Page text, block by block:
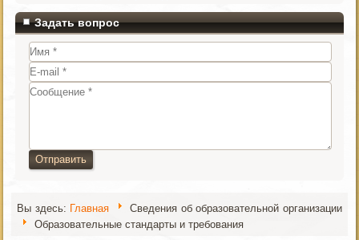
Задать вопрос
Отправить
Вы здесь: Главная
Сведения об образовательной организации
Образовательные стандарты и требования